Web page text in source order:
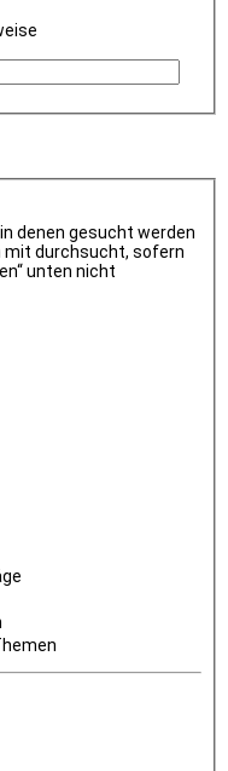
denen gesucht werden
mit durchsucht, sofern
unten nicht